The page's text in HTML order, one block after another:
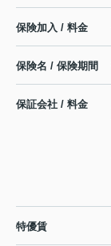
保険加入 / 料金
保険名 / 保険期間
保証会社 / 料金
特優賃